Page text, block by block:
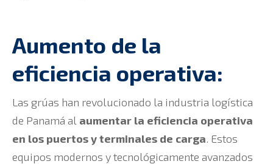
Aumento de la
eficiencia operativa:
Las grúas han revolucionado la industria logística
de Panamá al aumentar la eficiencia operativa
en los puertos y terminales de carga. Estos
equipos modernos y tecnológicamente avanzados